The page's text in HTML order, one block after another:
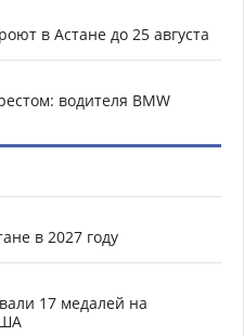
в Астане до 25 августа
водителя BMW
в 2027 году
17 медалей на